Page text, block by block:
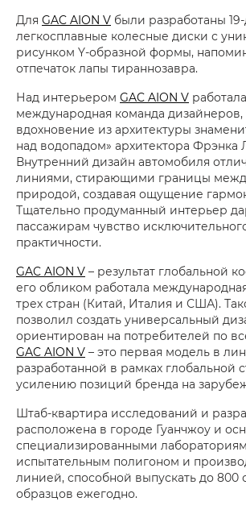
Для GAC AION V были разработаны
легкосплавные колесные диски с
рисунком Y-образной формы,
отпечаток лапы тираннозавра.
Над интерьером GAC AION V работала
международная команда дизайнеров,
вдохновение из архитектуры
над водопадом» архитектора Фрэнка
Внутренний дизайн автомобиля
линиями, стирающими границы
природой, создавая ощущение
Тщательно продуманный интерьер
пассажирам чувство
практичности.
GAC AION V – результат глобальной
его обликом работала
трех стран (Китай, Италия и США).
позволил создать универсальный
ориентирован на потребителей по
GAC AION V – это первая модель в
разработанной в рамках глобальной
усилению позиций бренда на
Штаб-квартира исследований и
расположена в городе Гуанчжоу и
специализированными
испытательным полигоном и
линией, способной выпускать до 800
образцов ежегодно.